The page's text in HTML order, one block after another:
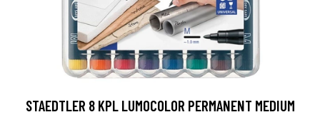
STAEDTLER 8 KPL LUMOCOLOR PERMANENT MEDIUM